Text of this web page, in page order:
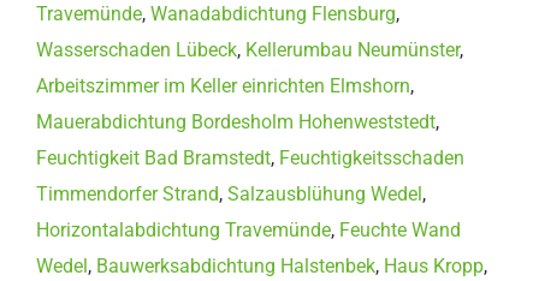
Travemünde, Wanadabdichtung Flensburg,
Wasserschaden Lübeck, Kellerumbau Neumünster,
Arbeitszimmer im Keller einrichten Elmshorn,
Mauerabdichtung Bordesholm Hohenweststedt,
Feuchtigkeit Bad Bramstedt, Feuchtigkeitsschaden
Timmendorfer Strand, Salzausblühung Wedel,
Horizontalabdichtung Travemünde, Feuchte Wand
Wedel, Bauwerksabdichtung Halstenbek, Haus Kropp,